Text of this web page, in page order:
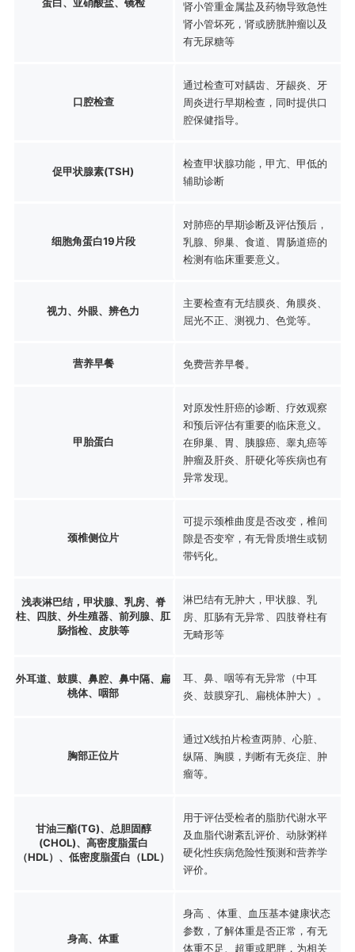
肾小管重金属盐及药物导致急性
肾小管坏死，肾或膀胱肿瘤以及
有无尿糖等
口腔检查
通过检查可对龋齿、牙龈炎、牙
周炎进行早期检查，同时提供口
腔保健指导。
促甲状腺素(TSH)
检查甲状腺功能，甲亢、甲低的
辅助诊断
细胞角蛋白19片段
对肺癌的早期诊断及评估预后，
乳腺、卵巢、食道、胃肠道癌的
检测有临床重要意义。
视力、外眼、辨色力
主要检查有无结膜炎、角膜炎、
屈光不正、测视力、色觉等。
营养早餐 免费营养早餐。
甲胎蛋白
对原发性肝癌的诊断、疗效观察
和预后评估有重要的临床意义。
在卵巢、胃、胰腺癌、睾丸癌等
肿瘤及肝炎、肝硬化等疾病也有
异常发现。
颈椎侧位片
可提示颈椎曲度是否改变，椎间
隙是否变窄，有无骨质增生或韧
带钙化。
浅表淋巴结，甲状腺、乳房、脊
柱、四肢、外生殖器、前列腺、肛
肠指检、皮肤等
淋巴结有无肿大，甲状腺、乳
房、肛肠有无异常、四肢脊柱有
无畸形等
外耳道、鼓膜、鼻腔、鼻中隔、扁
桃体、咽部
耳、鼻、咽等有无异常（中耳
炎、鼓膜穿孔、扁桃体肿大）。
胸部正位片
通过X线拍片检查两肺、心脏、
纵隔、胸膜，判断有无炎症、肿
瘤等。
甘油三酯(TG)、总胆固醇
(CHOL)、高密度脂蛋白
（HDL）、低密度脂蛋白（LDL）
用于评估受检者的脂肪代谢水平
及血脂代谢紊乱评价、动脉粥样
硬化性疾病危险性预测和营养学
评价。
身高、体重
身高 、体重、血压基本健康状态
参数，了解体重是否正常，有无
体重不足、超重或肥胖，为相关